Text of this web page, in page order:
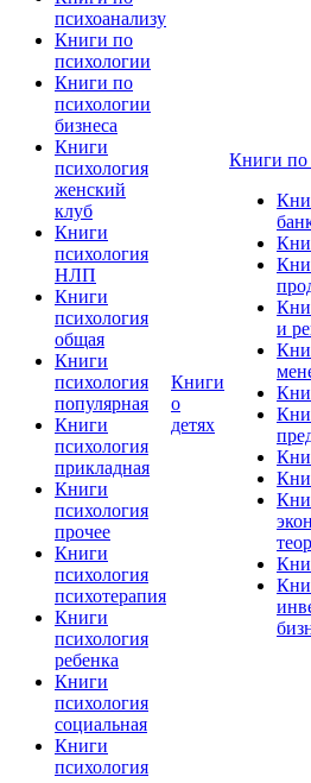
психоанализу
Книги по
психологии
Книги по
психологии
бизнеса
Книги
психология
женский
клуб
Книги
психология
НЛП
Книги
психология
общая
Книги
психология
популярная
Книги
психология
прикладная
Книги
психология
прочее
Книги
психология
психотерапия
Книги
психология
ребенка
Книги
психология
социальная
Книги
психология
Книги
о
детях
Книги по
и